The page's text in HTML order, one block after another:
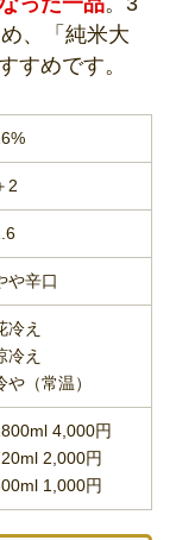
、「純米大
すめです。
2
や辛口
冷え
冷え
や（常温）
4,000円
2,000円
1,000円